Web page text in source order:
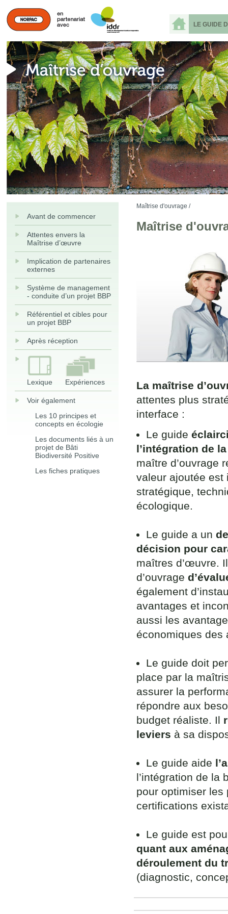
LE GUIDE
Avant de commencer
Attentes envers la
Maîtrise d’œuvre
Implication de partenaires
externes
Système de management
- conduite d’un projet BBP
Référentiel et cibles pour
un projet BBP
Après réception
Lexique Expériences
Voir également
Les 10 principes et
concepts en écologie
Les documents liés à un
projet de Bâti
Biodiversité Positive
Les fiches pratiques
Maîtrise d'ouvrage /
Maîtrise
La maîtrise
attentes plus
interface :
Le guide
l’intégration de
maître d’ouvrage
valeur ajoutée est
stratégique,
écologique.
Le guide a un
décision pour
maîtres d’œuvre.
d’ouvrage
également
avantages et
aussi les
économiques des
Le guide doit
place par la
assurer la
répondre aux
budget réaliste. Il
leviers à sa
Le guide aide
l’intégration de la
pour optimiser les
certifications
Le guide est
quant aux
déroulement du
(diagnostic,